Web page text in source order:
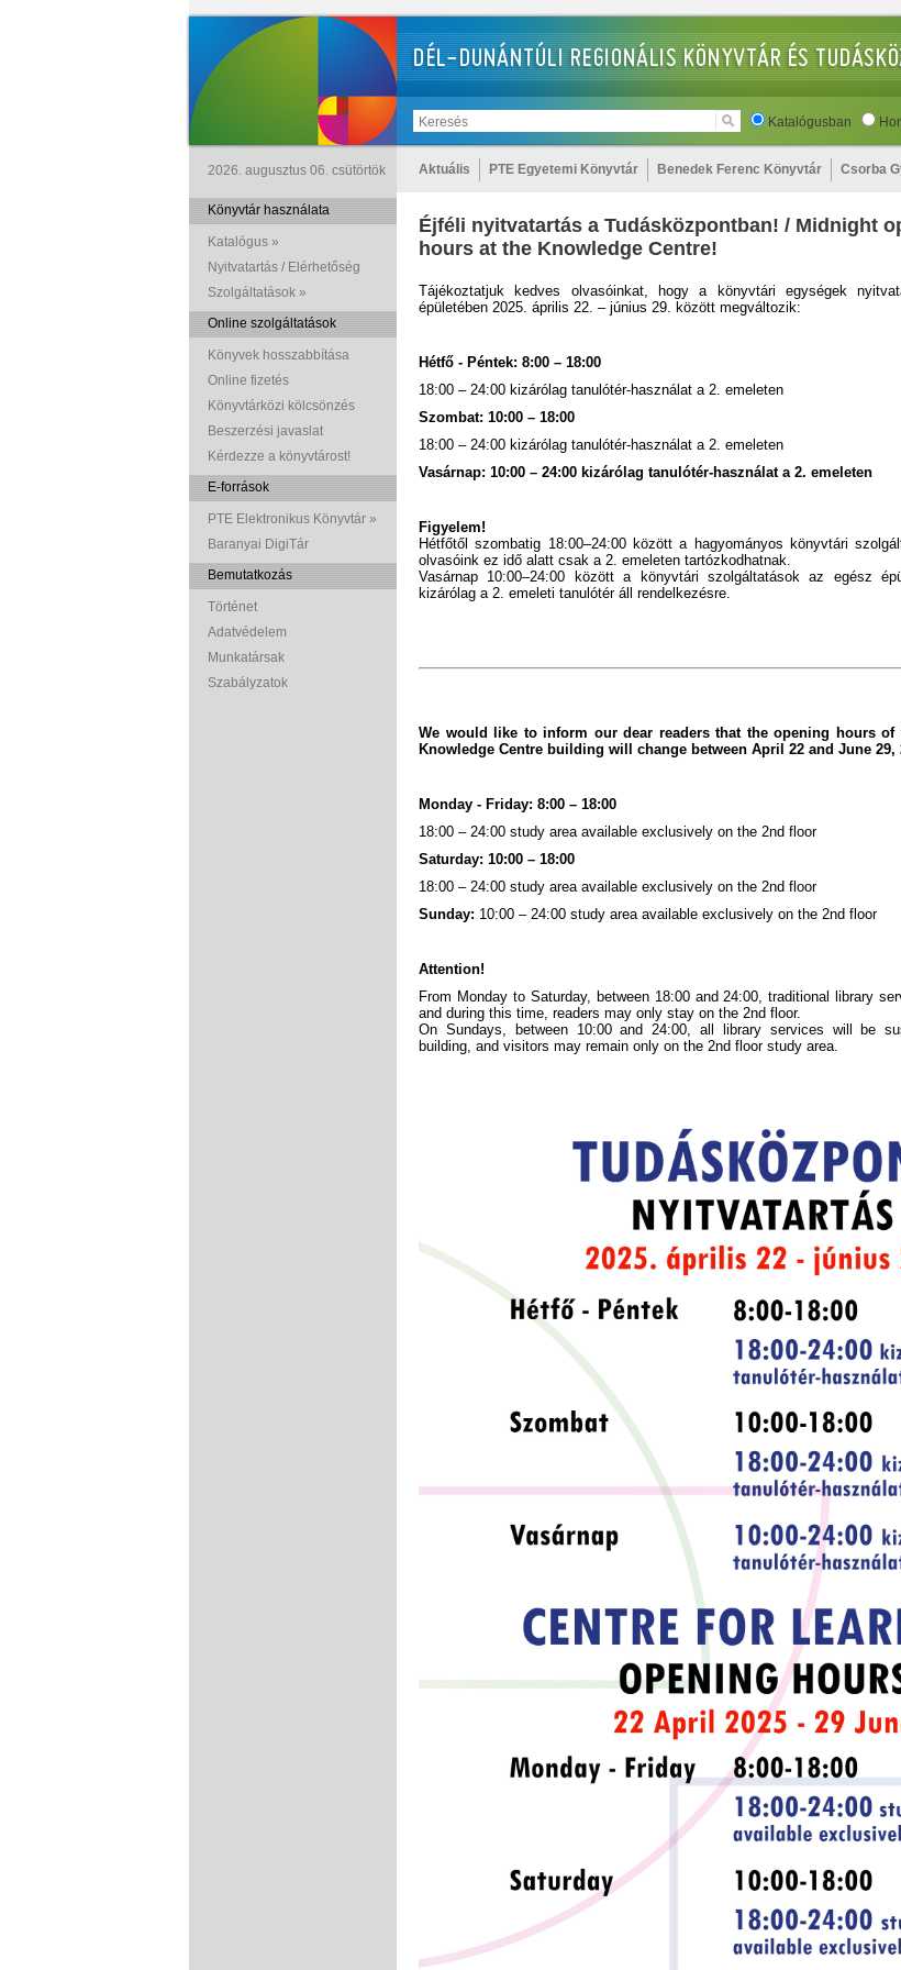
Katalógusban
2026. augusztus 06. csütörtök Aktuális PTE Egyetemi Könyvtár Benedek Ferenc Könyvtár Csorba
Könyvtár használata
Katalógus »
Nyitvatartás / Elérhetőség
Szolgáltatások »
Online szolgáltatások
Könyvek hosszabbítása
Online fizetés
Könyvtárközi kölcsönzés
Beszerzési javaslat
Kérdezze a könyvtárost!
E-források
PTE Elektronikus Könyvtár »
Baranyai DigiTár
Bemutatkozás
Történet
Adatvédelem
Munkatársak
Szabályzatok
Éjféli nyitvatartás a Tudásközpontban! / Midnight
hours at the Knowledge Centre!
Tájékoztatjuk kedves olvasóinkat, hogy a könyvtári egységek
épületében 2025. április 22. – június 29. között megváltozik:
Hétfő - Péntek: 8:00 – 18:00
18:00 – 24:00 kizárólag tanulótér-használat a 2. emeleten
Szombat: 10:00 – 18:00
18:00 – 24:00 kizárólag tanulótér-használat a 2. emeleten
Vasárnap: 10:00 – 24:00 kizárólag tanulótér-használata 2. emeleten
Figyelem!
Hétfőtől szombatig 18:00–24:00 között a hagyományos könyvtári
olvasóink ez idő alatt csak a 2. emeleten tartózkodhatnak.
Vasárnap 10:00–24:00 között a könyvtári szolgáltatások az egész
kizárólag a 2. emeleti tanulótér áll rendelkezésre.
We would like to inform our dear readers that the opening hours
Knowledge Centre building will change between April 22 and June 29,
Monday - Friday: 8:00 – 18:00
18:00 – 24:00 study area available exclusively on the 2nd floor
Saturday: 10:00 – 18:00
18:00 – 24:00 study area available exclusively on the 2nd floor
Sunday: 10:00 – 24:00 study area available exclusively on the 2nd floor
Attention!
From Monday to Saturday, between 18:00 and 24:00, traditional library
and during this time, readers may only stay on the 2nd floor.
On Sundays, between 10:00 and 24:00, all library services will be
building, and visitors may remain only on the 2nd floor study area.